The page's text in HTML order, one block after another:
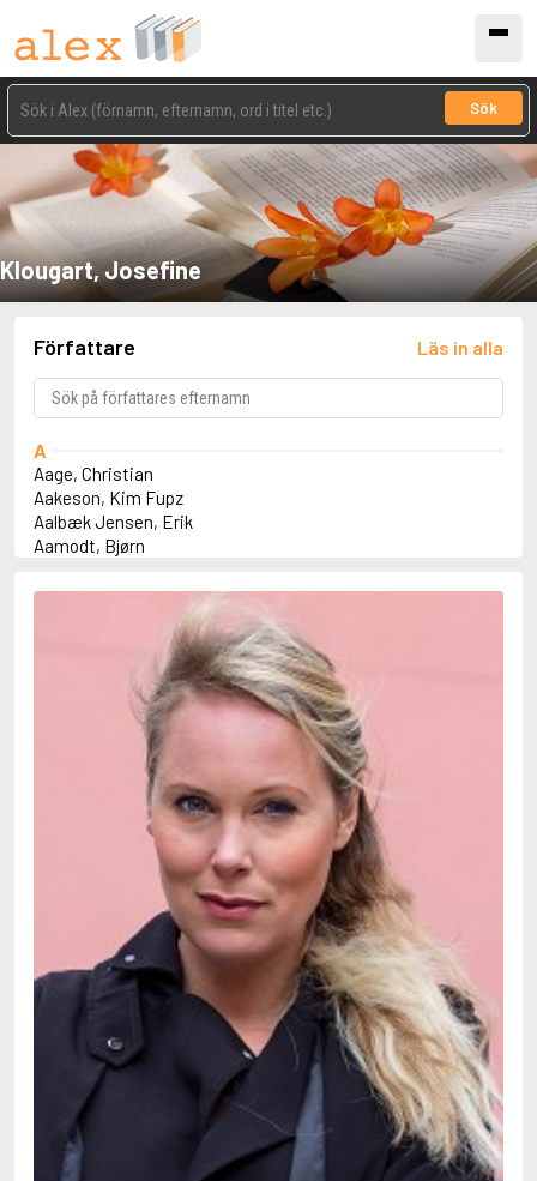
Sök
Klougart, Josefine
Författare Läs in alla
A
Aage, Christian
Aakeson, Kim Fupz
Aalbæk Jensen, Erik
Aamodt, Bjørn
Abbey, Kieran
Abdel-Fattah, Randa
Abdolah, Kader
Abgarjan, Narine
Abrahams, Peter (f. 1919)
Abrahams, Peter (f. 1947)
Abrahamson, Emmy
Abse, Dannie
Abu-Jaber, Diana
Abulhawa, Susan
Achebe, Chinua
Achmatova, Anna
Aciman, André
Ackebo, Lena
Acker, Kathy
Ackroyd, Peter